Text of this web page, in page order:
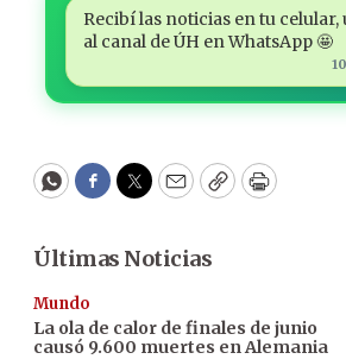
Recibí las noticias en tu celular,
al canal de ÚH en WhatsApp 🤩
WhatsApp
Facebook
Twitter
EmailCopyPrint
Últimas Noticias
Mundo
La ola de calor de finales de junio
causó 9.600 muertes en Alemania